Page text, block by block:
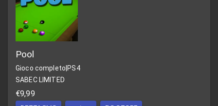
Pool
Gioco completo|PS4
SABEC LIMITED
€9,99